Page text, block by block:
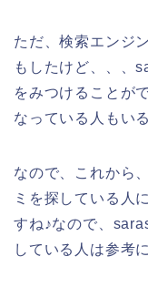
ただ、検索エンジ
もしたけど、、、
をみつけることが
なっている人もい
なので、これから
ミを探している人
すね♪なので、
している人は参考